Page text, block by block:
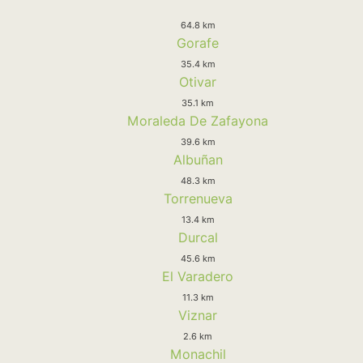
64.8 km
Gorafe
35.4 km
Otivar
35.1 km
Moraleda De Zafayona
39.6 km
Albuñan
48.3 km
Torrenueva
13.4 km
Durcal
45.6 km
El Varadero
11.3 km
Viznar
2.6 km
Monachil